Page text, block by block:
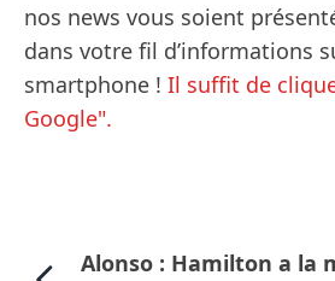
nos news vous soient
dans votre fil d’informations
smartphone ! Il suffit de
Google".
Alonso : Hamilton a la